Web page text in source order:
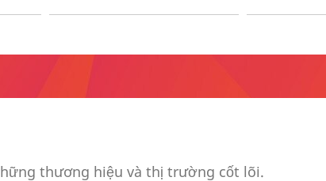
thương hiệu và thị trường cốt lõi.